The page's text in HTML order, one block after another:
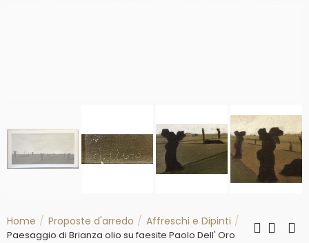
Home Proposte d'arredo Affreschi e Dipinti
paesaggio di Brianza olio su faesite Paolo Dell' Oro